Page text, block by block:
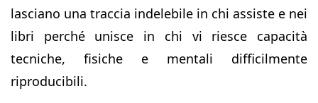
lasciano una traccia indelebile in chi assiste e nei
libri perché unisce in chi vi riesce capacità
tecniche, fisiche e mentali difficilmente
riproducibili.